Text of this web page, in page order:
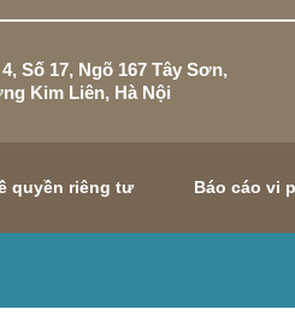
Số 17, Ngõ 167 Tây Sơn,
Kim Liên, Hà Nội
quyền riêng tư Báo cáo vi